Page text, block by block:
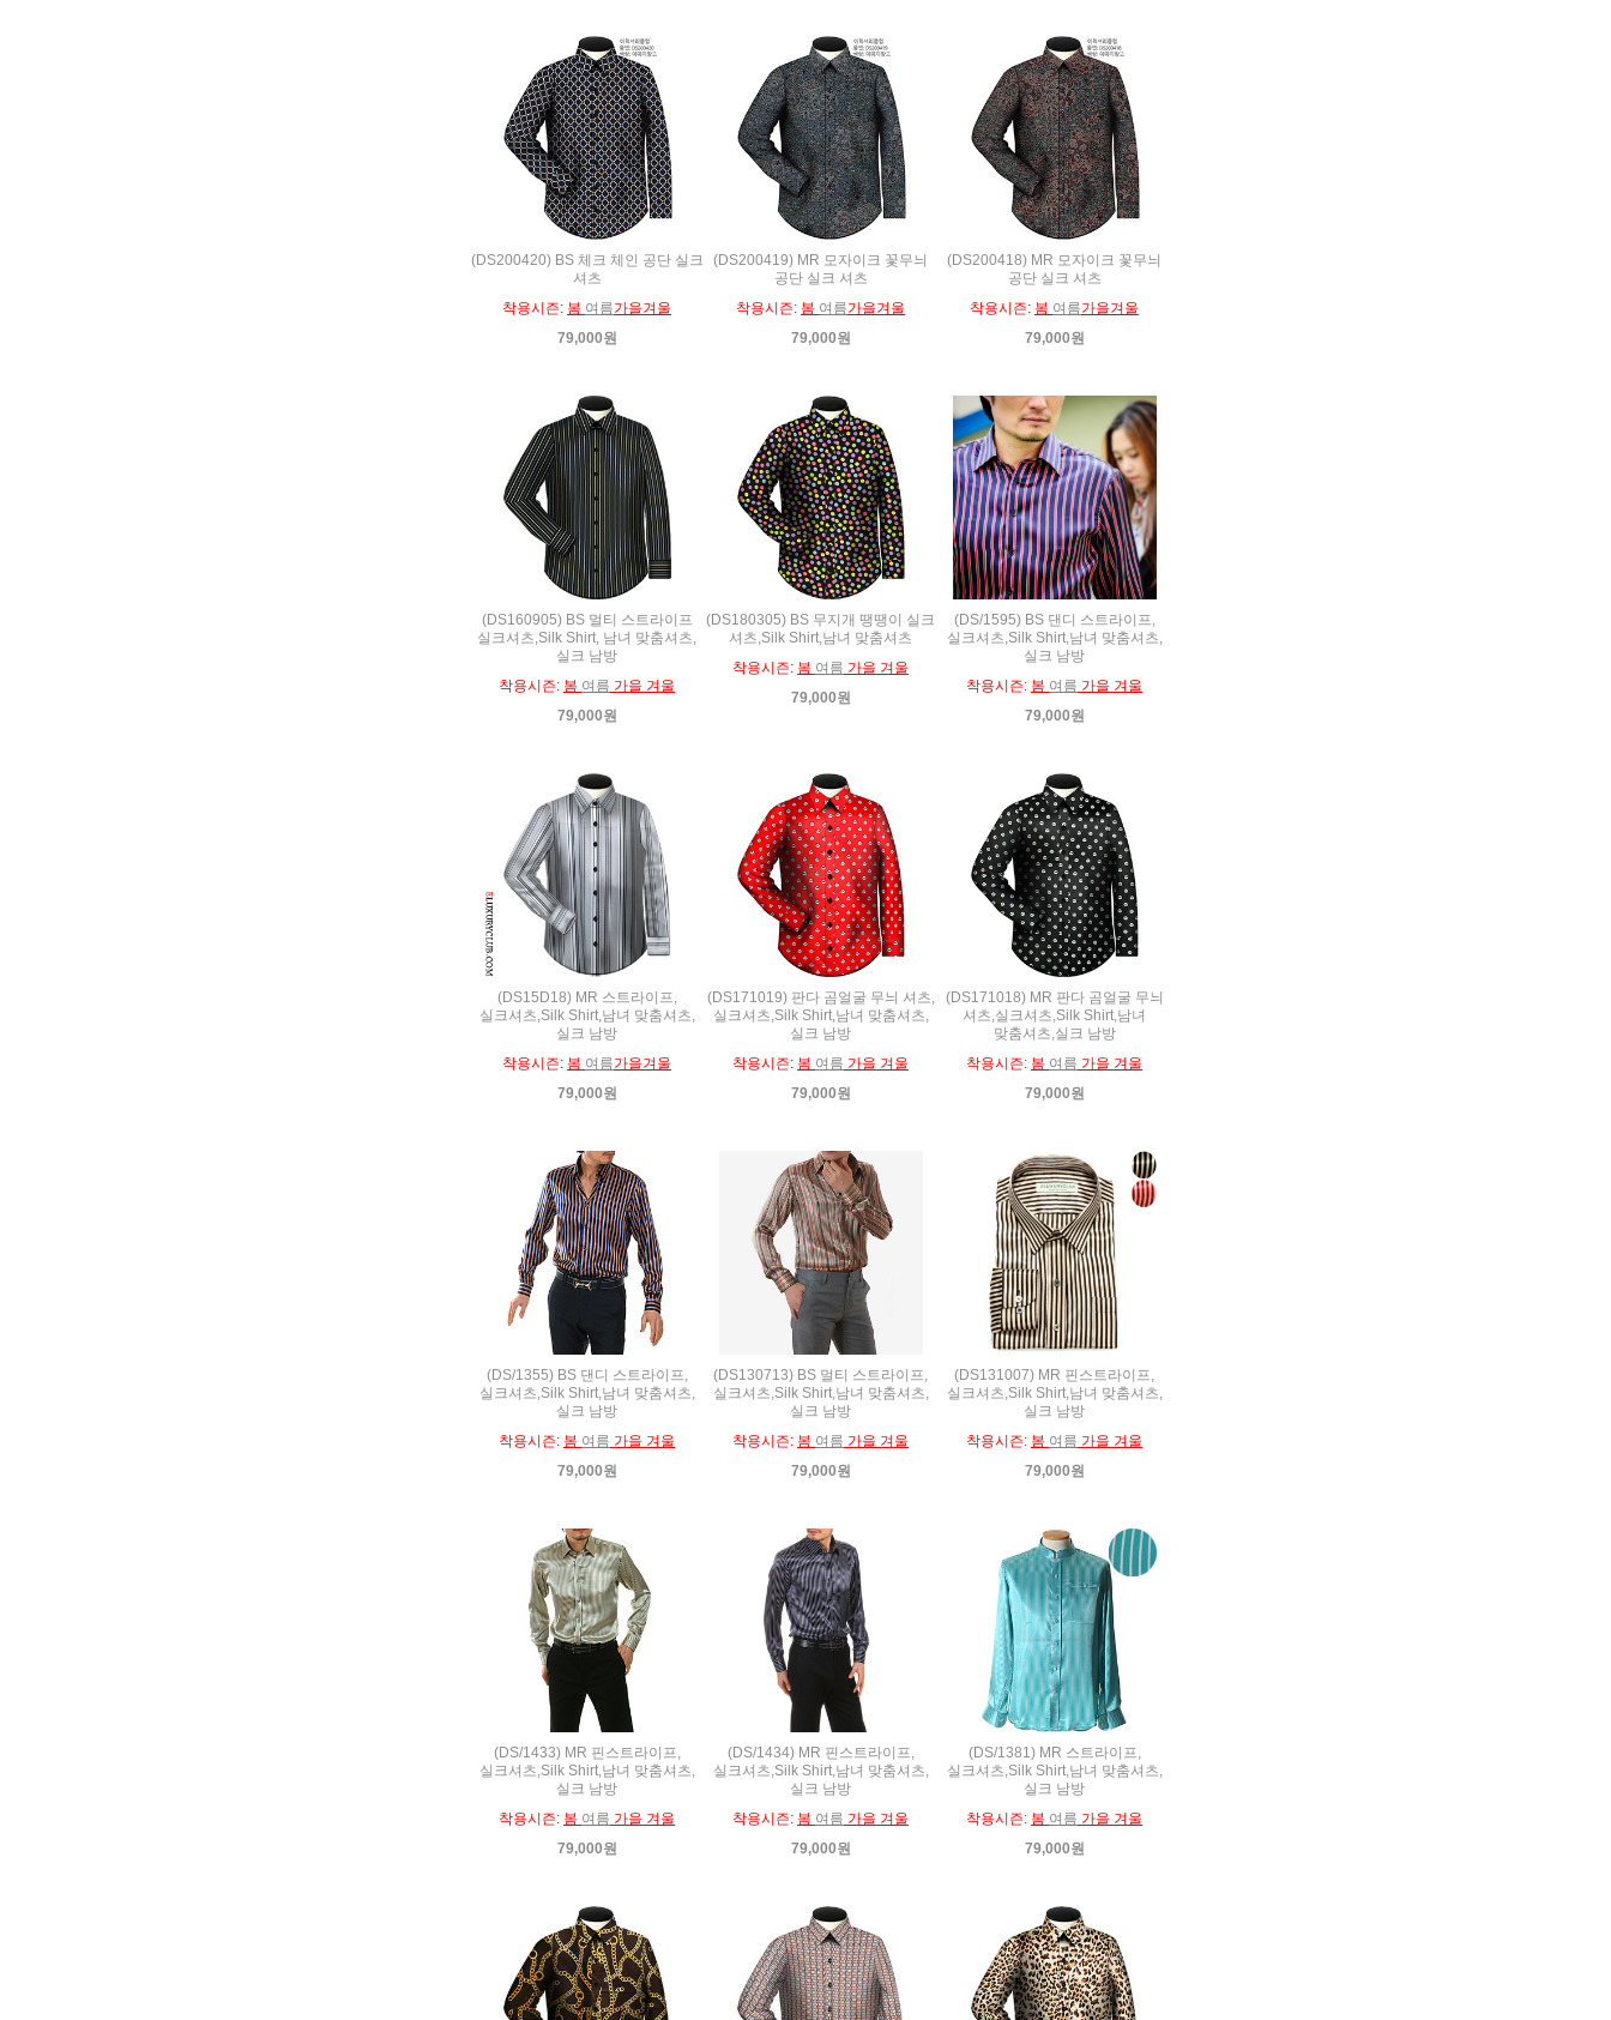
(DS200420) BS 체크 체인 공단 실크
셔츠
착용시즌: 봄 여름가을겨울
79,000원
(DS200419) MR 모자이크 꽃무늬
공단 실크 셔츠
착용시즌: 봄 여름가을겨울
79,000원
(DS200418) MR 모자이크 꽃무늬
공단 실크 셔츠
착용시즌: 봄 여름가을겨울
79,000원
(DS160905) BS 멀티 스트라이프
실크셔츠,Silk Shirt, 남녀 맞춤셔츠,
실크 남방
착용시즌: 봄 여름 가을 겨울
79,000원
(DS180305) BS 무지개 땡땡이 실크
셔츠,Silk Shirt,남녀 맞춤셔츠
착용시즌: 봄 여름 가을 겨울
79,000원
(DS/1595) BS 댄디 스트라이프,
실크셔츠,Silk Shirt,남녀 맞춤셔츠,
실크 남방
착용시즌: 봄 여름 가을 겨울
79,000원
(DS15D18) MR 스트라이프,
실크셔츠,Silk Shirt,남녀 맞춤셔츠,
실크 남방
착용시즌: 봄 여름가을겨울
79,000원
(DS171019) 판다 곰얼굴 무늬 셔츠,
실크셔츠,Silk Shirt,남녀 맞춤셔츠,
실크 남방
착용시즌: 봄 여름 가을 겨울
79,000원
(DS171018) MR 판다 곰얼굴 무늬
셔츠,실크셔츠,Silk Shirt,남녀
맞춤셔츠,실크 남방
착용시즌: 봄 여름 가을 겨울
79,000원
(DS/1355) BS 댄디 스트라이프,
실크셔츠,Silk Shirt,남녀 맞춤셔츠,
실크 남방
착용시즌: 봄 여름 가을 겨울
79,000원
(DS130713) BS 멀티 스트라이프,
실크셔츠,Silk Shirt,남녀 맞춤셔츠,
실크 남방
착용시즌: 봄 여름 가을 겨울
79,000원
(DS131007) MR 핀스트라이프,
실크셔츠,Silk Shirt,남녀 맞춤셔츠,
실크 남방
착용시즌: 봄 여름 가을 겨울
79,000원
(DS/1433) MR 핀스트라이프,
실크셔츠,Silk Shirt,남녀 맞춤셔츠,
실크 남방
착용시즌: 봄 여름 가을 겨울
79,000원
(DS/1434) MR 핀스트라이프,
실크셔츠,Silk Shirt,남녀 맞춤셔츠,
실크 남방
착용시즌: 봄 여름 가을 겨울
79,000원
(DS/1381) MR 스트라이프,
실크셔츠,Silk Shirt,남녀 맞춤셔츠,
실크 남방
착용시즌: 봄 여름 가을 겨울
79,000원